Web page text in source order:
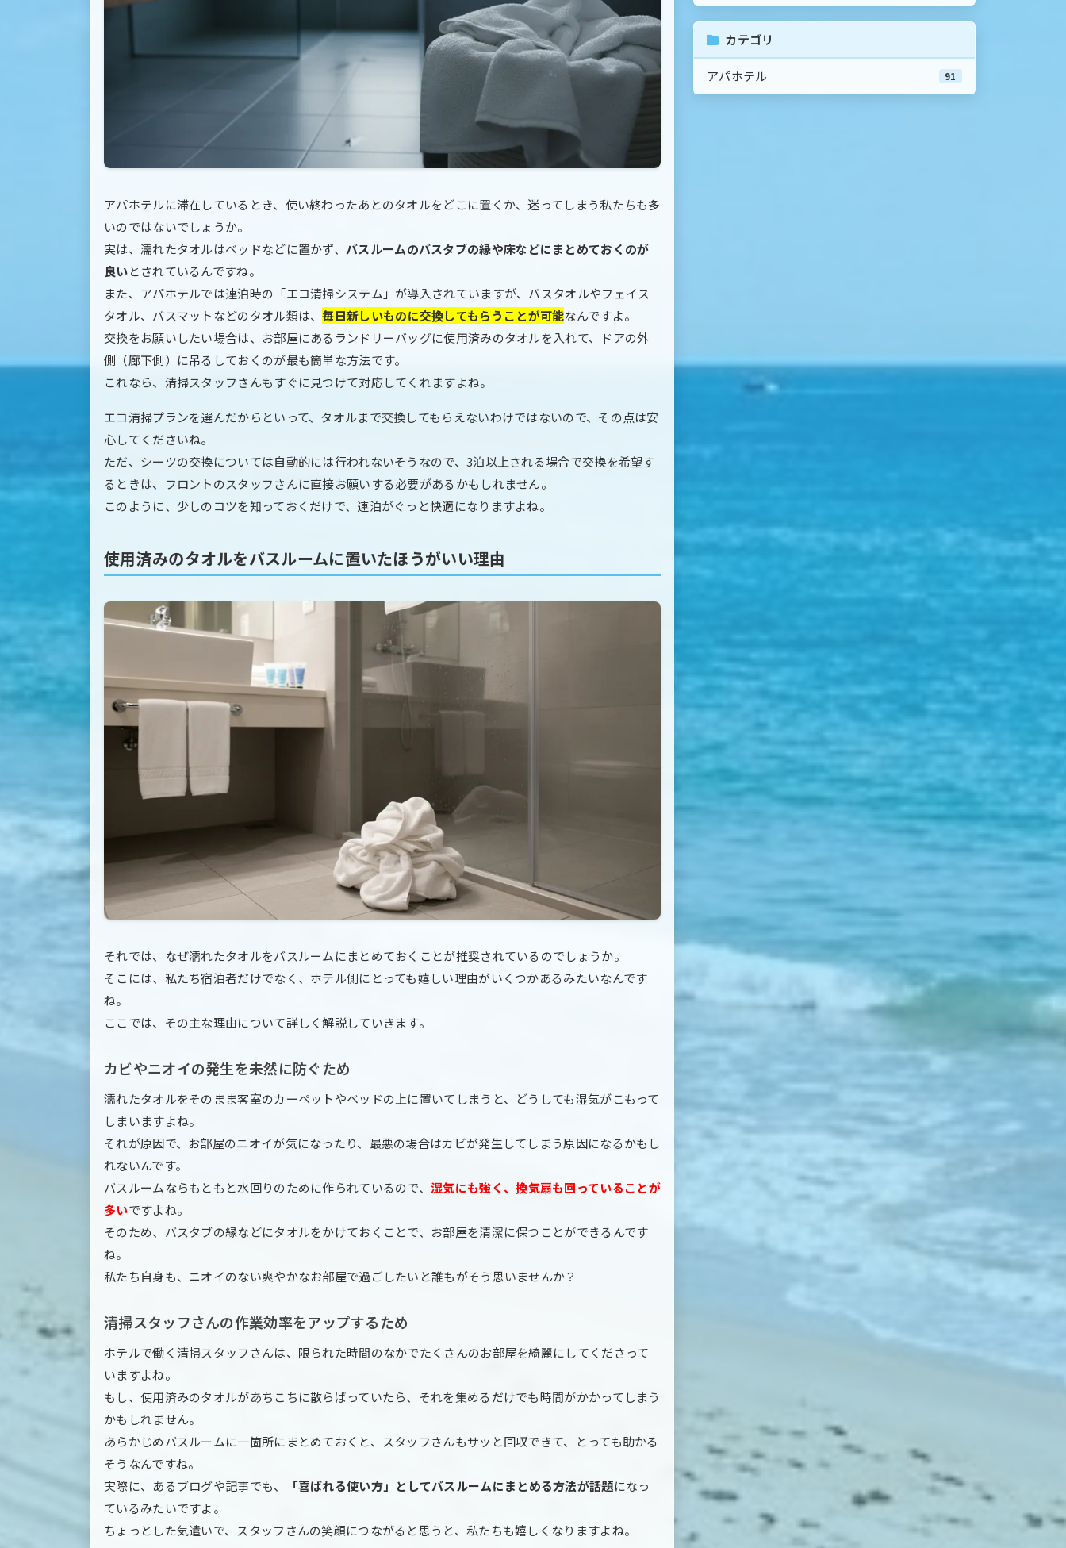
アパホテルに滞在しているとき、使い終わったあとのタオルをどこに置くか、迷ってしまう私たちも多
いのではないでしょうか。
実は、濡れたタオルはベッドなどに置かず、 バスルームのバスタブの縁や床などにまとめておくのが
良いとされているんですね。
また、アパホテルでは連泊時の「エコ清掃システム」が導入されていますが、バスタオルやフェイス
タオル、バスマットなどのタオル類は、毎日新しいものに交換してもらうことが可能なんですよ。
交換をお願いしたい場合は、お部屋にあるランドリーバッグに使用済みのタオルを入れて、ドアの外
側（廊下側）に吊るしておくのが最も簡単な方法です。
これなら、清掃スタッフさんもすぐに見つけて対応してくれますよね。
エコ清掃プランを選んだからといって、タオルまで交換してもらえないわけではないので、その点は安
心してくださいね。
ただ、シーツの交換については自動的には行われないそうなので、3泊以上される場合で交換を希望す
るときは、フロントのスタッフさんに直接お願いする必要があるかもしれません。
このように、少しのコツを知っておくだけで、連泊がぐっと快適になりますよね。
使用済みのタオルをバスルームに置いたほうがいい理由
それでは、なぜ濡れたタオルをバスルームにまとめておくことが推奨されているのでしょうか。
そこには、私たち宿泊者だけでなく、ホテル側にとっても嬉しい理由がいくつかあるみたいなんです
ね。
ここでは、その主な理由について詳しく解説していきます。
カビやニオイの発生を未然に防ぐため
濡れたタオルをそのまま客室のカーペットやベッドの上に置いてしまうと、どうしても湿気がこもって
しまいますよね。
それが原因で、お部屋のニオイが気になったり、最悪の場合はカビが発生してしまう原因になるかもし
れないんです。
バスルームならもともと水回りのために作られているので、湿気にも強く、換気扇も回っていることが
多いですよね。
そのため、バスタブの縁などにタオルをかけておくことで、お部屋を清潔に保つことができるんです
ね。
私たち自身も、ニオイのない爽やかなお部屋で過ごしたいと誰もがそう思いませんか？
清掃スタッフさんの作業効率をアップするため
ホテルで働く清掃スタッフさんは、限られた時間のなかでたくさんのお部屋を綺麗にしてくださって
いますよね。
もし、使用済みのタオルがあちこちに散らばっていたら、それを集めるだけでも時間がかかってしまう
かもしれません。
あらかじめバスルームに一箇所にまとめておくと、スタッフさんもサッと回収できて、とっても助かる
そうなんですね。
実際に、あるブログや記事でも、
「喜ばれる使い方」としてバスルームにまとめる方法が話題になっ
ているみたいですよ。
ちょっとした気遣いで、スタッフさんの笑顔につながると思うと、私たちも嬉しくなりますよね。
カテゴリ
アパホテル 91